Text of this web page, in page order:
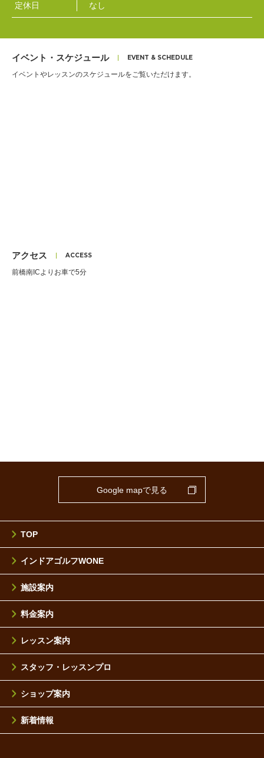
定休日 なし
イベント・スケジュール
イベントやレッスンのスケジュールをご覧いただけます。
アクセス
前橋南ICよりお車で5分
Google mapで見る
TOP
インドアゴルフWONE
施設案内
料金案内
レッスン案内
スタッフ・レッスンプロ
ショップ案内
新着情報